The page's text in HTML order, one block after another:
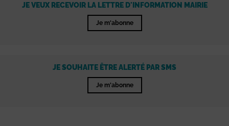
JE VEUX RECEVOIR LA LETTRE D'INFORMATION MAIRIE
Je m'abonne
JE SOUHAITE ÊTRE ALERTÉ PAR SMS
Je m'abonne